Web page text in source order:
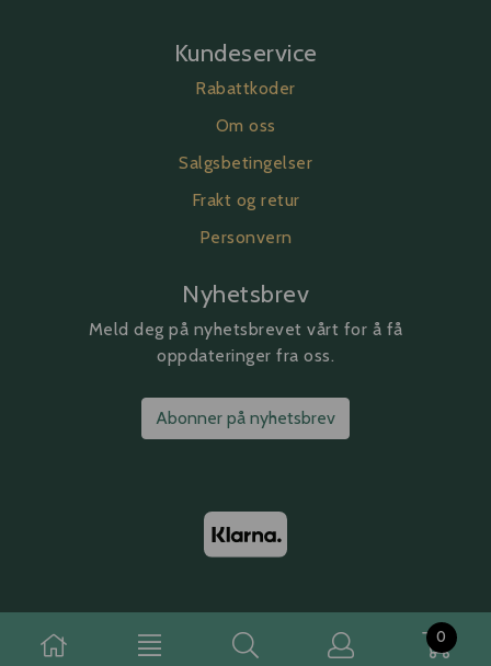
0
Kundeservice
Rabattkoder
Om oss
Salgsbetingelser
Frakt og retur
Personvern
Nyhetsbrev
Meld deg på nyhetsbrevet vårt for å få
oppdateringer fra oss.
Abonner på nyhetsbrev